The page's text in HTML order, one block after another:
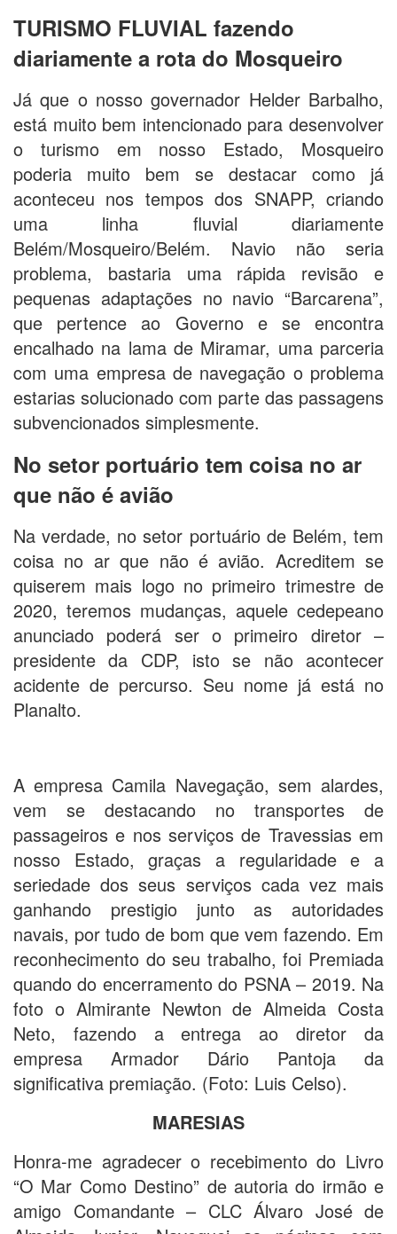
TURISMO FLUVIAL fazendo
diariamente a rota do Mosqueiro
Já que o nosso governador Helder Barbalho,
está muito bem intencionado para desenvolver
o turismo em nosso Estado, Mosqueiro
poderia muito bem se destacar como já
aconteceu nos tempos dos SNAPP, criando
uma linha fluvial diariamente
Belém/Mosqueiro/Belém. Navio não seria
problema, bastaria uma rápida revisão e
pequenas adaptações no navio “Barcarena”,
que pertence ao Governo e se encontra
encalhado na lama de Miramar, uma parceria
com uma empresa de navegação o problema
estarias solucionado com parte das passagens
subvencionados simplesmente.
No setor portuário tem coisa no ar
que não é avião
Na verdade, no setor portuário de Belém, tem
coisa no ar que não é avião. Acreditem se
quiserem mais logo no primeiro trimestre de
2020, teremos mudanças, aquele cedepeano
anunciado poderá ser o primeiro diretor –
presidente da CDP, isto se não acontecer
acidente de percurso. Seu nome já está no
Planalto.
A empresa Camila Navegação, sem alardes,
vem se destacando no transportes de
passageiros e nos serviços de Travessias em
nosso Estado, graças a regularidade e a
seriedade dos seus serviços cada vez mais
ganhando prestigio junto as autoridades
navais, por tudo de bom que vem fazendo. Em
reconhecimento do seu trabalho, foi Premiada
quando do encerramento do PSNA – 2019. Na
foto o Almirante Newton de Almeida Costa
Neto, fazendo a entrega ao diretor da
empresa Armador Dário Pantoja da
significativa premiação. (Foto: Luis Celso).
MARESIAS
Honra-me agradecer o recebimento do Livro
“O Mar Como Destino” de autoria do irmão e
amigo Comandante – CLC Álvaro José de